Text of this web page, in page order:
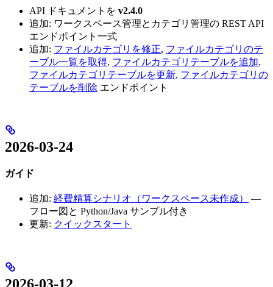
API ドキュメントを v2.4.0
追加: ワークスペース管理とカテゴリ管理の REST API
エンドポイント一式
追加: ファイルカテゴリを修正, ファイルカテゴリのテ
ーブル一覧を取得, ファイルカテゴリテーブルを追加,
ファイルカテゴリテーブルを更新, ファイルカテゴリの
テーブルを削除 エンドポイント
2026-03-24
ガイド
追加: 経費精算シナリオ（ワークスペース未作成）
—
フロー図と Python/Java サンプル付き
更新: クイックスタート